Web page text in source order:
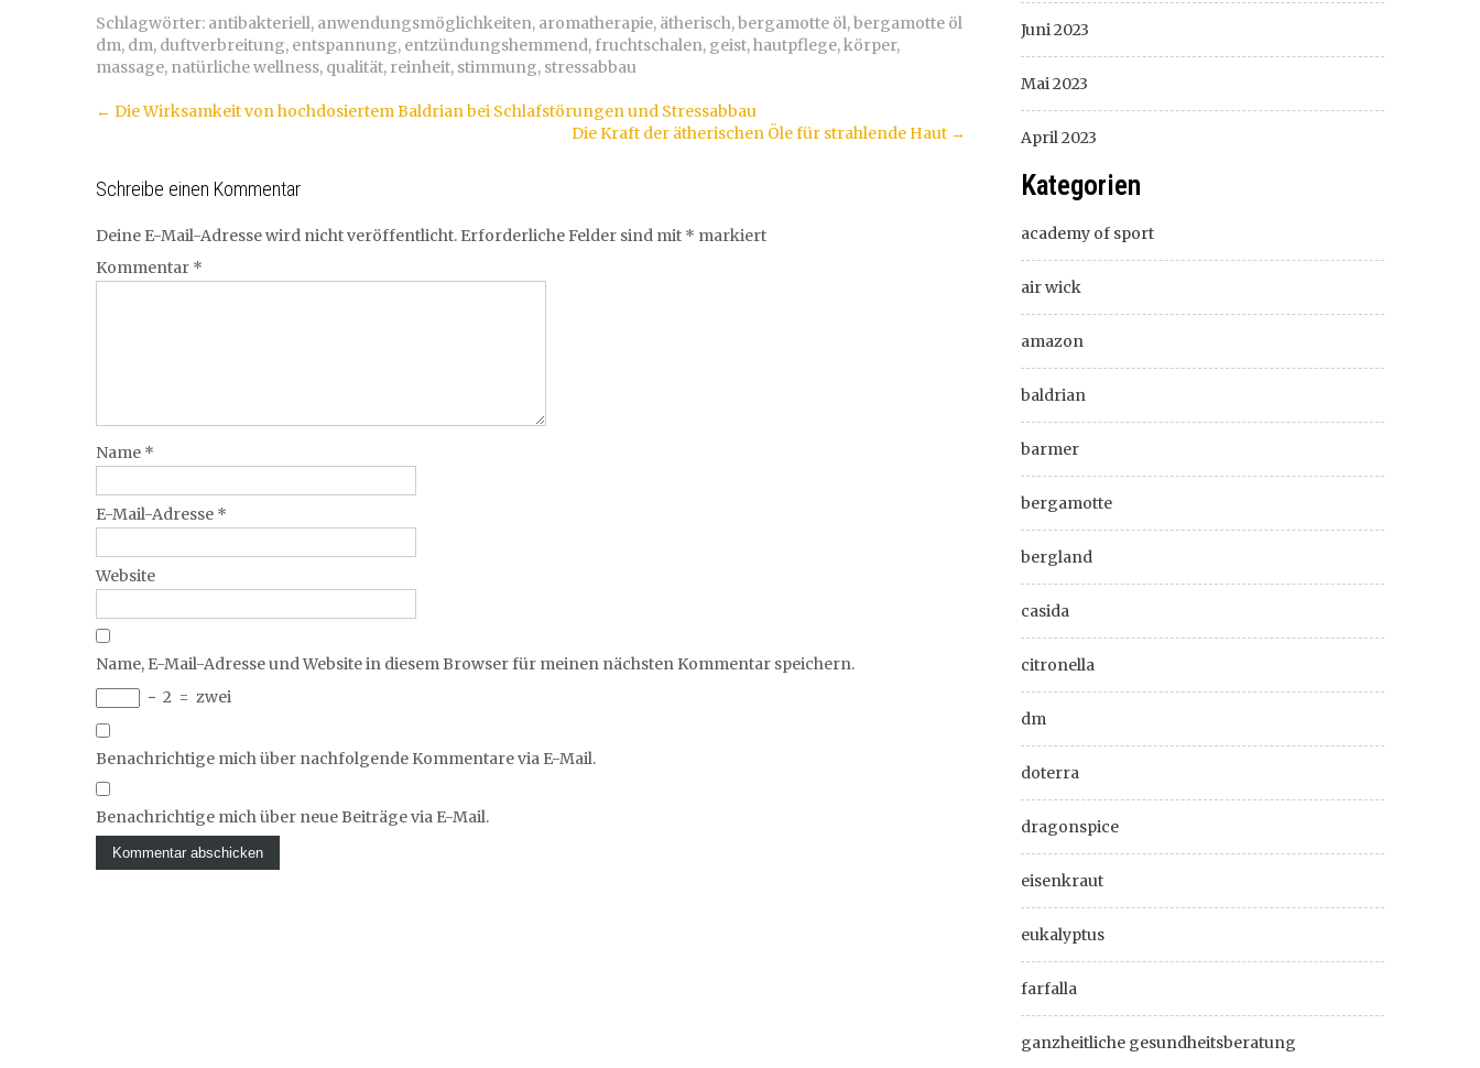
Schlagwörter: antibakteriell, anwendungsmöglichkeiten, aromatherapie, ätherisch,bergamotte öl,bergamotte öl
dm, dm, duftverbreitung, entspannung, entzündungshemmend, fruchtschalen, geist,hautpflege,körper,
massage, natürliche wellness, qualität, reinheit, stimmung, stressabbau
Artikel-
← Die Wirksamkeit von hochdosiertem Baldrian bei Schlafstörungen und Stressabbau
Die Kraft der ätherischen Öle für strahlende Haut →
Schreibe einen Kommentar
Deine E-Mail-Adresse wird nicht veröffentlicht. Erforderliche Felder sind mit * markiert
Kommentar *
Name *
E-Mail-Adresse *
Website
Name, E-Mail-Adresse und Website in diesem Browser für meinen nächsten Kommentar speichern.
− 2 = zwei
Benachrichtige mich über nachfolgende Kommentare via E-Mail.
Benachrichtige mich über neue Beiträge via E-Mail.
Juni 2023
Mai 2023
April 2023
Kategorien
academy of sport
air wick
amazon
baldrian
barmer
bergamotte
bergland
casida
citronella
dm
doterra
dragonspice
eisenkraut
eukalyptus
farfalla
ganzheitliche gesundheitsberatung